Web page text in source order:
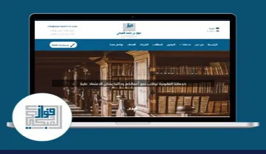
موقع فواز المبكي للمحاماة
التفاصيل